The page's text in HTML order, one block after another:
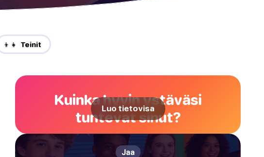
👦👧 Teinit
Kuinka hyvin ystäväsi
tuntevat sinut?
Luo tietovisa
Jaa